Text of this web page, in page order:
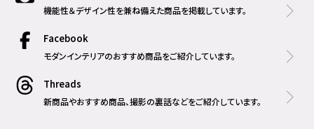
機能性＆デザイン性を兼ね備えた商品を掲載しています。
Facebook
モダンインテリアのおすすめ商品をご紹介しています。
Threads
新商品やおすすめ商品、撮影の裏話などをご紹介しています。